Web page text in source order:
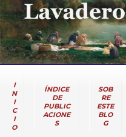
I
N
I
C
I
O
ÍNDICE
DE
PUBLIC
ACIONE
S
SOB
RE
ESTE
BLO
G